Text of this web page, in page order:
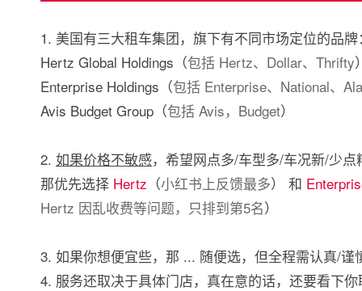
1. 美国有三大租车集团，旗下有不同市场定位的品牌
Hertz Global Holdings（包括 Hertz、Dollar、Thrifty
Enterprise Holdings（包括 Enterprise、National、
Avis Budget Group（包括 Avis，Budget）
2. 如果价格不敏感，希望网点多/车型多/车况新/少点
那优先选择 Hertz （小红书上反馈最多） 和
Hertz 因乱收费等问题，只排到第5名）
3. 如果你想便宜些，那 ... 随便选，但全程需认真/谨
4. 服务还取决于具体门店，真在意的话，还要看下